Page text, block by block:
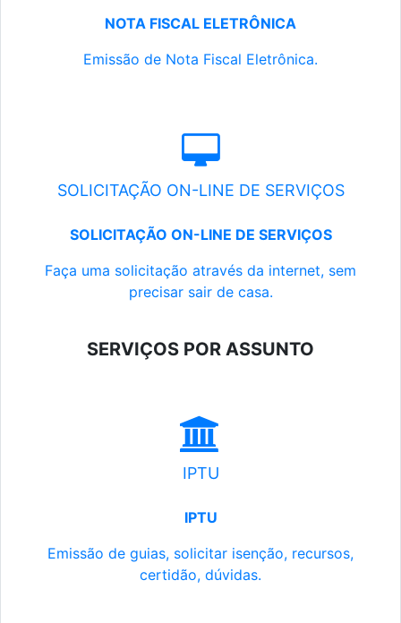
NOTA FISCAL ELETRÔNICA
Emissão de Nota Fiscal Eletrônica.
SOLICITAÇÃO ON-LINE DE SERVIÇOS
SOLICITAÇÃO ON-LINE DE SERVIÇOS
Faça uma solicitação através da internet, sem
precisar sair de casa.
SERVIÇOS POR ASSUNTO
IPTU
IPTU
Emissão de guias, solicitar isenção, recursos,
certidão, dúvidas.